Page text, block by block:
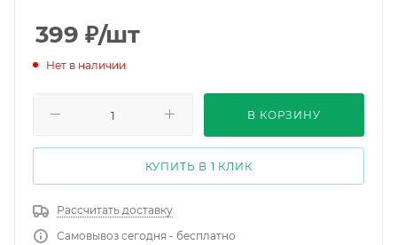
399 ₽/шт
Нет в наличии
В КОРЗИНУ
КУПИТЬ В 1 КЛИК
Рассчитать доставку
Самовывоз сегодня - бесплатно